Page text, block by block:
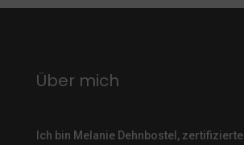
Über mich
Ich bin Melanie Dehnbostel, zertifizierte